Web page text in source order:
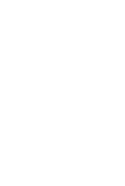
новости спорта